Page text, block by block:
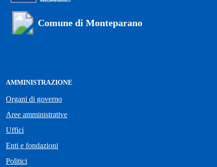
Comune di Monteparano
AMMINISTRAZIONE
Organi di governo
Aree amministrative
Uffici
Enti e fondazioni
Politici